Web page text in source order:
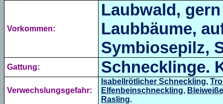
Vorkommen:
Laubwald,
Laubbäume,
Symbiosepilz,
Gattung: Schnecklinge.
Verwechslungsgefahr:
Isabellrötlicher Schneckling,
Elfenbeinschneckling,
Rasling.